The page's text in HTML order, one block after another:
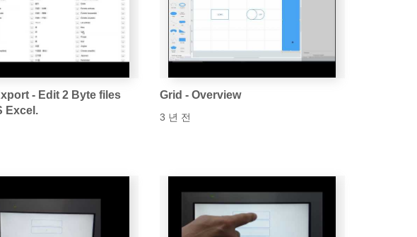
- Edit 2 Byte files
Excel.
Grid - Overview
3 년 전